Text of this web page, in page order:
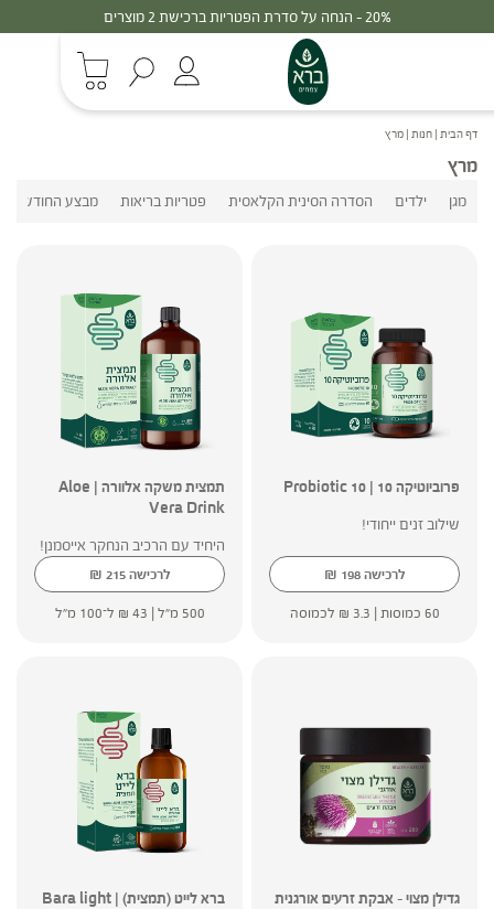
20% - הנחה על סדרת הפטריות ברכישת 2 מוצרים
דף הבית | חנות | מרץ
מרץ
מגן ילדים הסדרה הסינית הקלאסית פטריות בריאות מבצע החודש
פרוביוטיקה 10 | 10 Probiotic
שילוב זנים ייחודי!
לרכישה ₪ 198
60 כמוסות | ₪ 3.3 לכמוסה
תמצית משקה אלוורה | Aloe
Vera Drink
היחיד עם הרכיב הנחקר אייסמנן!
לרכישה ₪ 215
500 מ"ל | ₪ 43 ל־100 מ"ל
גדילן מצוי – אבקת זרעים אורגנית
ברא לייט (תמצית) | Bara light